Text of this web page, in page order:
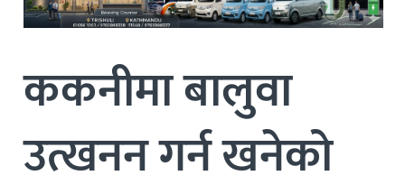
ककनीमा बालुवा
उत्खनन गर्न खनेको